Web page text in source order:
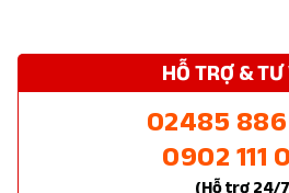
HỖ TRỢ & TƯ
02485
0902 111
(Hỗ trợ 24/